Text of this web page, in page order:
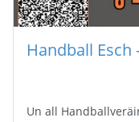
Handball Esch
Un all